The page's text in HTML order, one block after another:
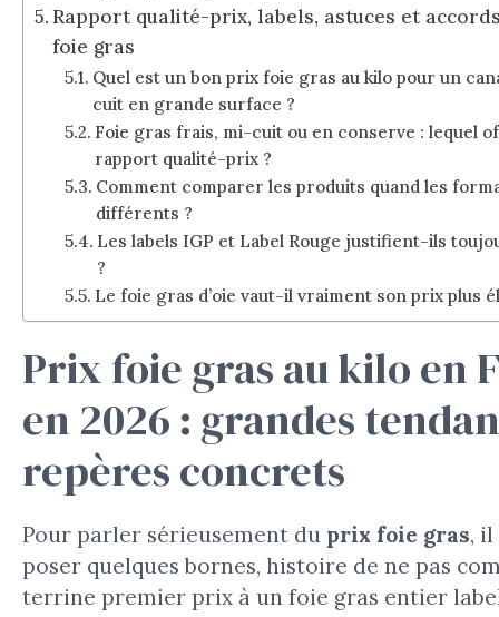
Rapport qualité-prix, labels, astuces et
foie gras
Quel est un bon prix foie gras au kilo pour un
cuit en grande surface ?
Foie gras frais, mi-cuit ou en conserve : lequel
rapport qualité-prix ?
Comment comparer les produits quand les
différents ?
Les labels IGP et Label Rouge justifient-ils
?
Le foie gras d’oie vaut-il vraiment son prix plus
Prix foie gras au kilo en
en 2026 : grandes
repères concrets
Pour parler sérieusement du prix foie gras,
poser quelques bornes, histoire de ne pas
terrine premier prix à un foie gras entier